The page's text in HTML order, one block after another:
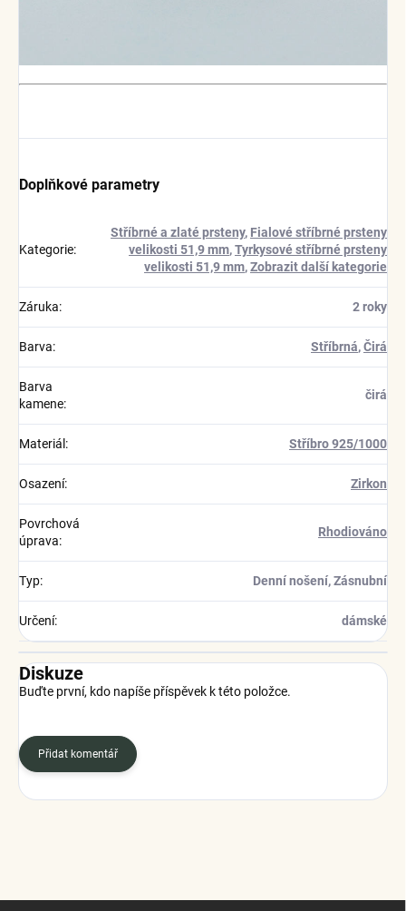
Doplňkové parametry
Kategorie:
Stříbrné a zlaté prsteny, Fialové stříbrné prsteny
velikosti 51,9 mm,Tyrkysové stříbrné prsteny
velikosti 51,9 mm,Zobrazit další kategorie
Záruka: 2 roky
Barva: Stříbrná,Čirá
Barva
kamene:
čirá
Materiál : Stříbro 925/1000
Osazení: Zirkon
Povrchová
úprava:
Rhodiováno
Typ: Denní nošení, Zásnubní
Určení: dámské
Diskuze
Buďte první, kdo napíše příspěvek k této položce.
Přidat komentář